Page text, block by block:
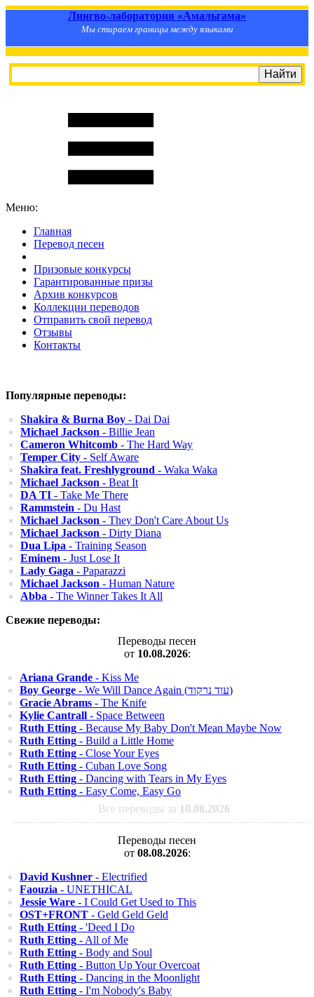
Лингво-лаборатория «Амальгама»
Мы стираем границы между языками
Меню:
Главная
Перевод песен
Призовые конкурсы
Гарантированные призы
Архив конкурсов
Коллекции переводов
Отправить свой перевод
Отзывы
Контакты
Популярные переводы:
Shakira & Burna Boy - Dai Dai
Michael Jackson - Billie Jean
Cameron Whitcomb - The Hard Way
Temper City - Self Aware
Shakira feat. Freshlyground - Waka Waka
Michael Jackson - Beat It
DA TI - Take Me There
Rammstein - Du Hast
Michael Jackson - They Don't Care About Us
Michael Jackson - Dirty Diana
Dua Lipa - Training Season
Eminem - Just Lose It
Lady Gaga - Paparazzi
Michael Jackson - Human Nature
Abba - The Winner Takes It All
Свежие переводы:
Переводы песен
от 10.08.2026:
Ariana Grande - Kiss Me
Boy George
- We Will Dance Again (עוד נרקוד)
Gracie Abrams - The Knife
Kylie Cantrall - Space Between
Ruth Etting - Because My Baby Don't Mean Maybe Now
Ruth Etting - Build a Little Home
Ruth Etting - Close Your Eyes
Ruth Etting - Cuban Love Song
Ruth Etting - Dancing with Tears in My Eyes
Ruth Etting - Easy Come, Easy Go
Все переводы за 10.08.2026
Переводы песен
от 08.08.2026:
David Kushner - Electrified
Faouzia - UNETHICAL
Jessie Ware - I Could Get Used to This
OST+FRONT - Geld Geld Geld
Ruth Etting - 'Deed I Do
Ruth Etting - All of Me
Ruth Etting - Body and Soul
Ruth Etting - Button Up Your Overcoat
Ruth Etting - Dancing in the Moonlight
Ruth Etting - I'm Nobody's Baby